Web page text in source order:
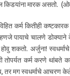
किडयांना मारक असतो.
कर्म कितीही
पायाचे चालणे डोक्याने
शकतो. अर्जुना!
तोपर्यत कर्म करणे
तर मग स्वधर्माचे आचरण